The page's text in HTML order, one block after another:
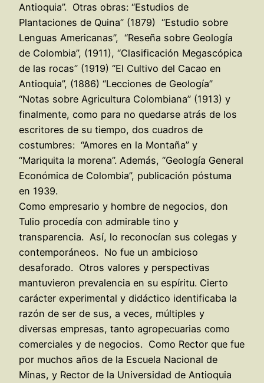
Antioquia”. Otras obras: “Estudios de
Plantaciones de Quina” (1879) “Estudio sobre
Lenguas Americanas”, “Reseña sobre Geología
de Colombia”, (1911), “Clasificación Megascópica
de las rocas” (1919) “El Cultivo del Cacao en
Antioquia”, (1886) “Lecciones de Geología”
“Notas sobre Agricultura Colombiana” (1913) y
finalmente, como para no quedarse atrás de los
escritores de su tiempo, dos cuadros de
costumbres: “Amores en la Montaña” y
“Mariquita la morena”. Además, “Geología General
Económica de Colombia”, publicación póstuma
en 1939.
Como empresario y hombre de negocios, don
Tulio procedía con admirable tino y
transparencia. Así, lo reconocían sus colegas y
contemporáneos. No fue un ambicioso
desaforado. Otros valores y perspectivas
mantuvieron prevalencia en su espíritu. Cierto
carácter experimental y didáctico identificaba la
razón de ser de sus, a veces, múltiples y
diversas empresas, tanto agropecuarias como
comerciales y de negocios. Como Rector que fue
por muchos años de la Escuela Nacional de
Minas, y Rector de la Universidad de Antioquia